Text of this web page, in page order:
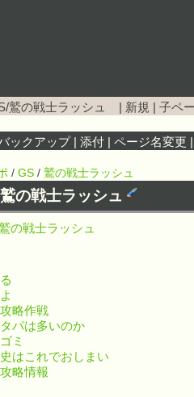
鷲の戦士ラッシュ 新規 子ペ
ックアップ| 添付 ページ名変更
/ GS / 鷲の戦士ラッシュ
の戦士ラッシュ
の戦士ラッシュ
略作戦
パは多いのか
ミ
はこれでおしまい
略情報